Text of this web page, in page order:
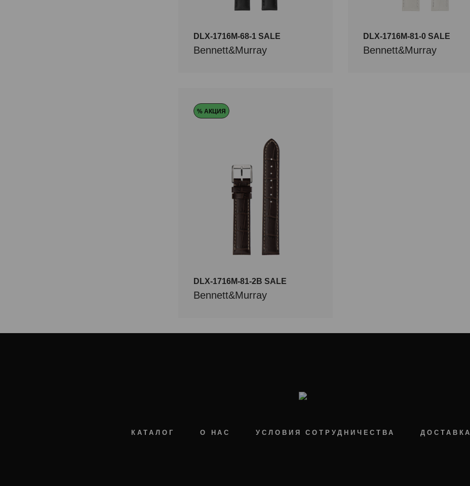
DLX-1716M-68-1 SALE
Bennett&Murray
DLX-1716M-81-0 SALE
Bennett&Murray
% АКЦИЯ
DLX-1716M-81-2B SALE
Bennett&Murray
КАТАЛОГ О НАС УСЛОВИЯ СОТРУДНИЧЕСТВА ДОСТАВКА